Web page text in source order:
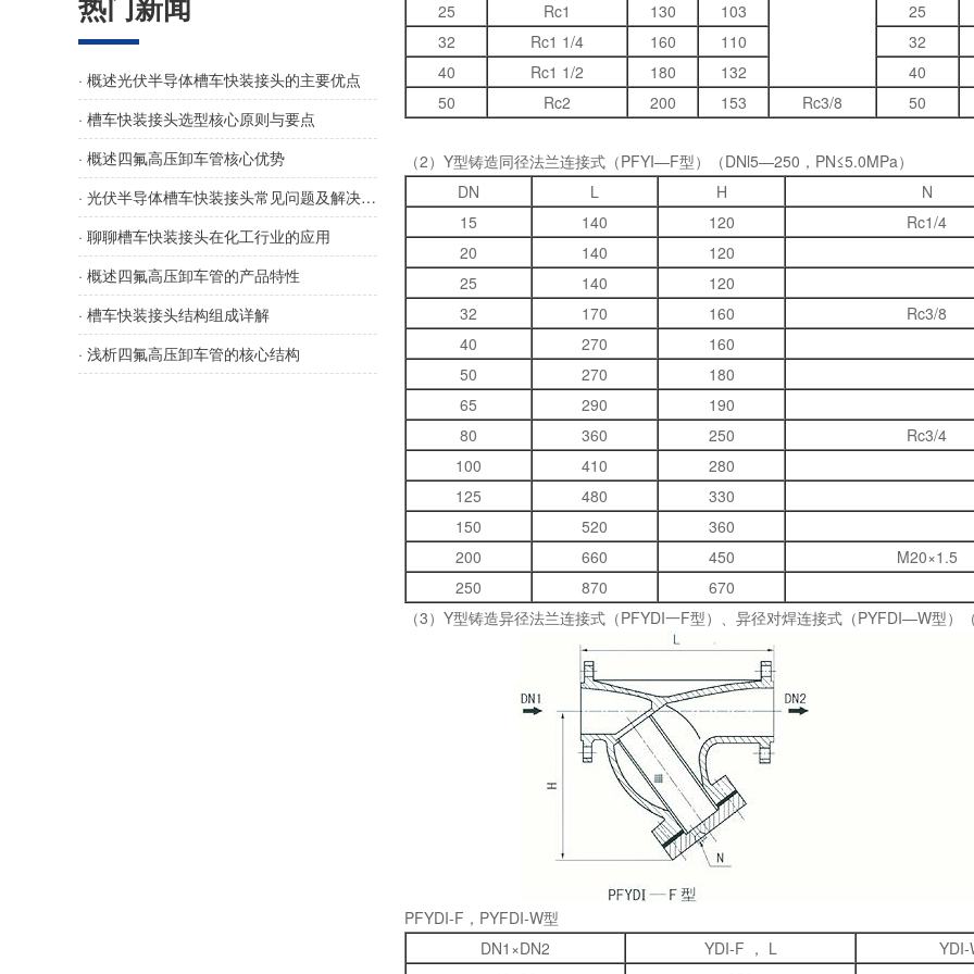
· 概述光伏半导体槽车快装接头的主要优点
· 槽车快装接头选型核心原则与要点
· 概述四氟高压卸车管核心优势
· 光伏半导体槽车快装接头常见问题及解决方法
· 聊聊槽车快装接头在化工行业的应用
· 概述四氟高压卸车管的产品特性
· 槽车快装接头结构组成详解
· 浅析四氟高压卸车管的核心结构
25 Rc1 130 103
25
32
Rc1 1/4 160 110
32
40
Rc1 1/2 180 132
40
50
Rc2 200 153 Rc3/8 50
（2）Y型铸造同径法兰连接式（PFYI—F型）（DNl5—250，PN≤5.0MPa）
DN
L H
N
15
140 120
Rc1/4
20
140
120
25
140
120
32
170 160
Rc3/8
40
270
160
50
270
180
65
290
190
80
360 250
Rc3/4
100
410
280
125
480
330
150
520
360
200
660 450
M20×1.5
250
870
670
（3）Y型铸造异径法兰连接式（PFYDI一F型）、异径对焊连接式（PYFDI—W型
PFYDI-F，PYFDI-W型
DN1×DN2
YDI-F ， L
YDI-